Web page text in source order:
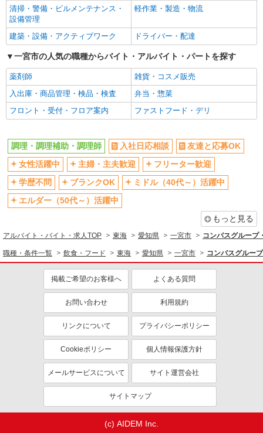
まかない・食事補助
清掃・警備・ビルメンテナンス・
設備管理
軽作業・製造・物流
建築・設備・アクティブワーク ドライバー・配達
一宮市の人気の職種からバイト・アルバイト・パートを探す
薬剤師
雑貨・コスメ販売
入出庫・商品管理・検品・検査
弁当・惣菜
フロント・受付・フロア案内
ファストフード・デリ
調理・調理補助・調理師 入社日応相談
友達と応募OK
女性活躍中
主婦・主夫歓迎
フリーター歓迎
学歴不問
ブランクOK
ミドル（40代～）活躍中
エルダー（50代～）活躍中
もっと見る
アルバイト・バイト・求人TOP 東海 愛知県 一宮市 コンパスグルー
職種・条件一覧 飲食・フード 東海 愛知県 一宮市 コンパスグルー
掲載ご希望のお客様へ よくある質問
お問い合わせ 利用規約
リンクについて プライバシーポリシー
Cookieポリシー 個人情報保護方針
メールサービスについて サイト運営会社
サイトマップ
(c) AIDEM Inc.